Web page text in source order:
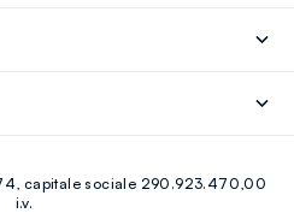
Linkedin
capitale sociale 290.923.470,00
i.v.